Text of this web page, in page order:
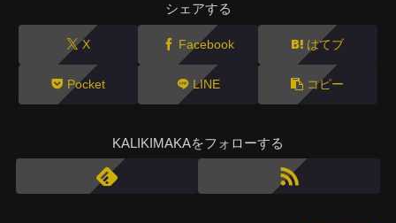
シェアする
X Facebook はてブ
Pocket LINE コピー
KALIKIMAKAをフォローする